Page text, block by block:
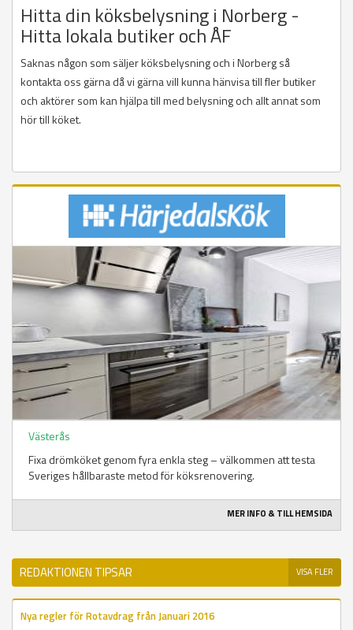
Hitta din köksbelysning i Norberg -
Hitta lokala butiker och ÅF
Saknas någon som säljer köksbelysning och i Norberg så
kontakta oss gärna då vi gärna vill kunna hänvisa till fler butiker
och aktörer som kan hjälpa till med belysning och allt annat som
hör till köket.
Västerås
Fixa drömköket genom fyra enkla steg – välkommen att testa
Sveriges hållbaraste metod för köksrenovering.
MER INFO & TILL HEMSIDA
REDAKTIONEN TIPSAR VISA FLER
Nya regler för Rotavdrag från Januari 2016